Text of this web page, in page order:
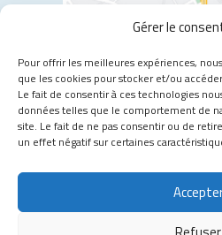
Gérer le
Pour offrir les meilleures expériences,
que les cookies pour stocker et/ou
Le fait de consentir à ces technologies
données telles que le comportement de
site. Le fait de ne pas consentir ou de
un effet négatif sur certaines
2 allée Jules Gravereaux,
Les transports à
Tramway T7-
Métro 7- Villejuif
Bus 132-
Bus 183-